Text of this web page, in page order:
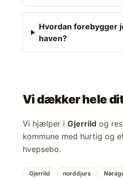
Hvordan forebygger
haven?
Vi dækker hele
Vi hjælper i Gjerrild og
kommune med hurtig og
hvepsebo.
Gjerrild norddjurs